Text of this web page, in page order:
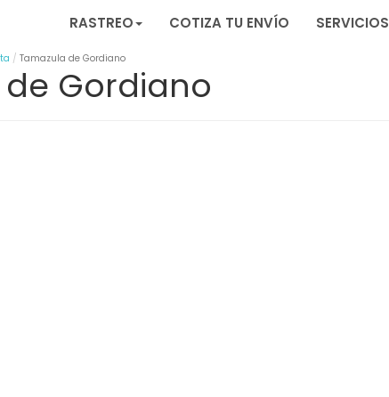
RASTREO COTIZA TU ENVÍO SERVICIOS
Tamazula de Gordiano
Gordiano